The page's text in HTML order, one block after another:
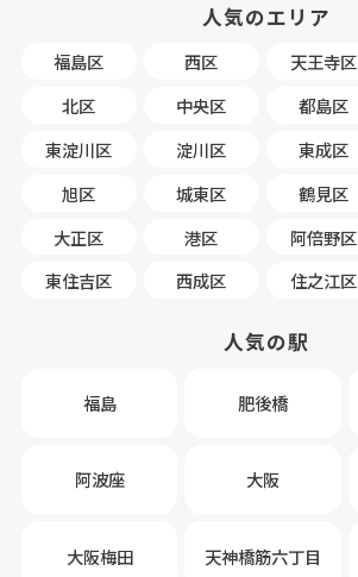
人気のエリア
福島区 西区 天王寺区
北区
中央区 都島区
東淀川区
淀川区 東成区
旭区
城東区 鶴見区
大正区
港区 阿倍野区
東住吉区
西成区 住之江区
人気の駅
福島 肥後橋
阿波座 大阪
大阪梅田 天神橋筋六丁目